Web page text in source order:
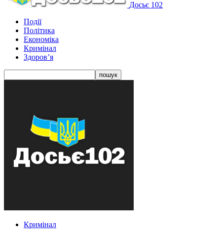
Досьє 102
Події
Політика
Економіка
Кримінал
Здоров’я
Кримінал